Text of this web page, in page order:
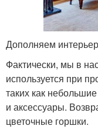
Дополняем
Фактически, мы в
используется при
таких как
и аксессуары.
цветочные горшки.